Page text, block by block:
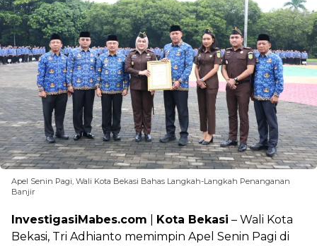
Apel Senin Pagi, Wali Kota Bekasi Bahas Langkah-Langkah Penanganan
Banjir
InvestigasiMabes.com Kota Bekasi – Wali Kota
Bekasi, Tri Adhianto memimpin Apel Senin Pagi di